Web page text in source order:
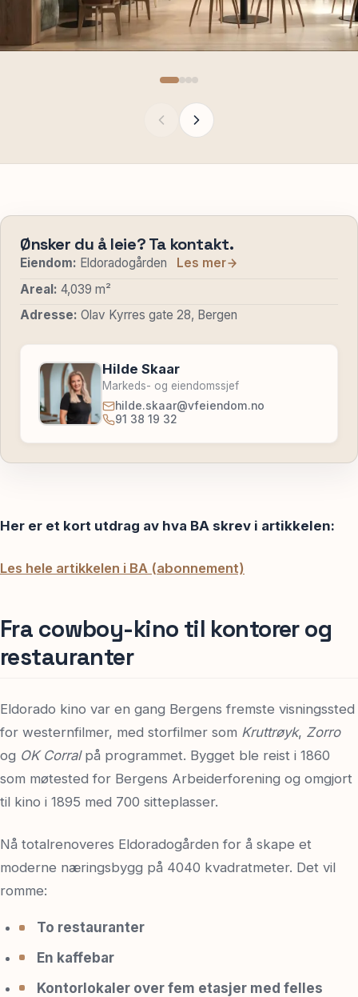
Ønsker du å leie? Ta kontakt.
Eiendom: Eldoradogården
Les mer
Areal: 4,039 m²
Adresse: Olav Kyrres gate 28, Bergen
Hilde Skaar
Markeds- og eiendomssjef
hilde.skaar@vfeiendom.no
91 38 19 32
Her er et kort utdrag av hva BA skrev i artikkelen:
Les hele artikkelen i BA (abonnement)
Fra cowboy-kino til kontorer og
restauranter
Eldorado kino var en gang Bergens fremste visningssted
for westernfilmer, med storfilmer som Kruttrøyk, Zorro
og OK Corralpå programmet. Bygget ble reist i 1860
som møtested for Bergens Arbeiderforening og omgjort
til kino i 1895 med 700 sitteplasser.
Nå totalrenoveres Eldoradogården for å skape et
moderne næringsbygg på 4040 kvadratmeter. Det vil
romme:
To restauranter
En kaffebar
Kontorlokaler over fem etasjer med felles